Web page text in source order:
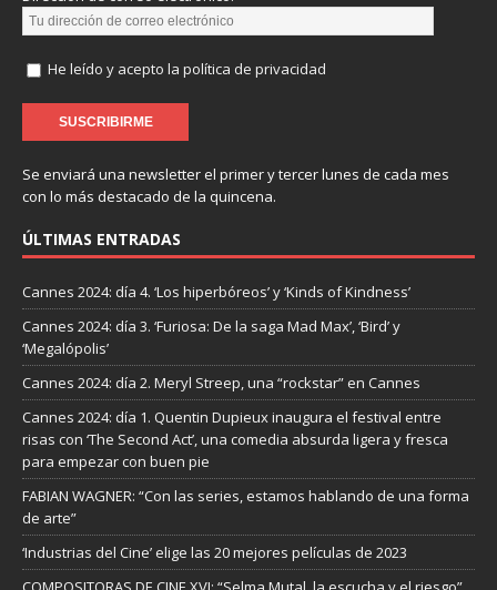
He leído y acepto la política de privacidad
Se enviará una newsletter el primer y tercer lunes de cada mes
con lo más destacado de la quincena.
ÚLTIMAS ENTRADAS
Cannes 2024: día 4. ‘Los hiperbóreos’ y ‘Kinds of Kindness’
Cannes 2024: día 3. ‘Furiosa: De la saga Mad Max’, ‘Bird’ y
‘Megalópolis’
Cannes 2024: día 2. Meryl Streep, una “rockstar” en Cannes
Cannes 2024: día 1. Quentin Dupieux inaugura el festival entre
risas con ‘The Second Act’, una comedia absurda ligera y fresca
para empezar con buen pie
FABIAN WAGNER: “Con las series, estamos hablando de una forma
de arte”
‘Industrias del Cine’ elige las 20 mejores películas de 2023